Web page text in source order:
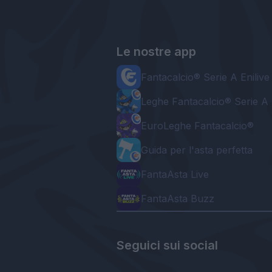
Le nostre app
Fantacalcio® Serie A Enilive
Leghe Fantacalcio® Serie A
EuroLeghe Fantacalcio®
Guida per l'asta perfetta
FantaAsta Live
FantaAsta Buzz
Seguici sui social